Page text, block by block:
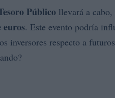
Público llevará a cabo,
euros. Este evento podría
inversores respecto a futuros